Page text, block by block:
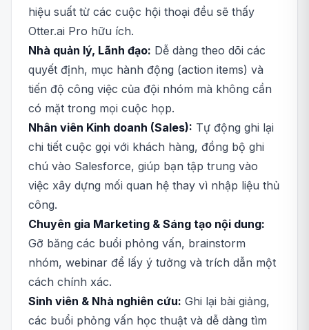
hiệu suất từ các cuộc hội thoại đều sẽ thấy
Otter.ai Pro hữu ích.
Nhà quản lý, Lãnh đạo: Dễ dàng theo dõi các
quyết định, mục hành động (action items) và
tiến độ công việc của đội nhóm mà không cần
có mặt trong mọi cuộc họp.
Nhân viên Kinh doanh (Sales): Tự động ghi lại
chi tiết cuộc gọi với khách hàng, đồng bộ ghi
chú vào Salesforce, giúp bạn tập trung vào
việc xây dựng mối quan hệ thay vì nhập liệu thủ
công.
Chuyên gia Marketing & Sáng tạo nội dung:
Gỡ băng các buổi phỏng vấn, brainstorm
nhóm, webinar để lấy ý tưởng và trích dẫn một
cách chính xác.
Sinh viên & Nhà nghiên cứu: Ghi lại bài giảng,
các buổi phỏng vấn học thuật và dễ dàng tìm